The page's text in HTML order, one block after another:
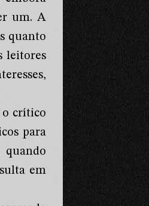
um. A
quanto
leitores
o crítico
para
quando
em